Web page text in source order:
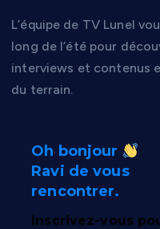
L’équipe de TV Lunel
long de l’été pour
interviews et contenus
du terrain.
Oh bonjour
Ravi de vous
rencontrer.
Inscrivez-vous